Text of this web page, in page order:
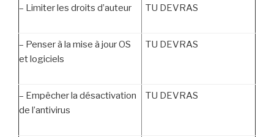
– Limiter les droits d’auteur TU DEVRAS
– Penser à la mise à jour OS
et logiciels
TU DEVRAS
– Empêcher la désactivation
de l’antivirus
TU DEVRAS